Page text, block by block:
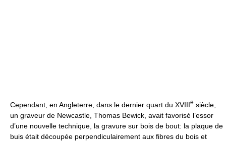
Cependant, en Angleterre, dans le dernier quart du XVIIIe siècle,
un graveur de Newcastle, Thomas Bewick, avait favorisé l’essor
d’une nouvelle technique, la gravure sur bois de bout: la plaque de
buis était découpée perpendiculairement aux fibres du bois et